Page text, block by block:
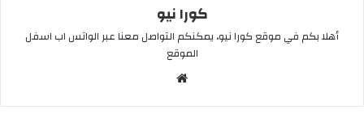
كورا نيو
أهلا بكم في موقع كورا نيو، يمكنكم التواصل معنا عبر الواتس اب اسفل
الموقع